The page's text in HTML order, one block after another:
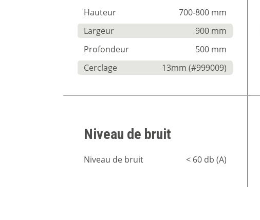
Hauteur
700-800 mm
Largeur
900 mm
Profondeur
500 mm
Cerclage
13mm (#999009)
Niveau de bruit
Niveau de bruit < 60 db (A)